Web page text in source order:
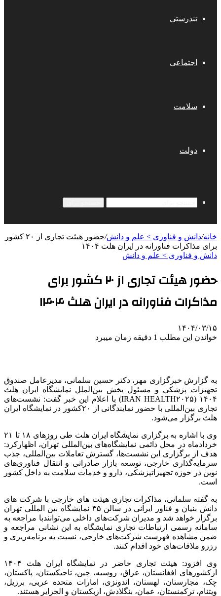
تندرستی
اجتماعی
سلامت
دولت
خانه/دانش و فناوری > علم و دانش/
حضور هیئت تجاری از ۲۰ کشور
برای مذاکرات فناورانه در ایران هلث ۱۴۰۴
دانش و فناوری > علم و دانش
حضور هیئت تجاری از ۲۰ کشور برای
مذاکرات فناورانه در ایران هلث ۱۴۰۴
۱۴۰۴/۰۳/۱۵
خواندن این مطلب 1 دقیقه زمان میبرد
به گزارش خبرگزاری مهر، دکتر حسین سلمانی، مدیرعامل صندوق
تجهیزات پزشکی و مسئول بخش بین‌الملل نمایشگاه ایران هلث
۱۴۰۴ (IRAN HEALTH۲۰۲۵) با اعلام این خبر گفت: نشست‌های
تجاری بین‌المللی با حضور نمایندگانی از ۲۰کشور در نمایشگاه ایران
هلث برگزار می‌شود.
وی با اشاره به برگزاری نمایشگاه ایران هلث طی روزهای ۱۸ تا ۲۱
خردادماه در محل دائمی نمایشگاه‌های بین‌المللی تهران، اظهارکرد:
هدف از برگزاری این نشست‌ها، گسترش تعاملات بین‌المللی، جذب
سرمایه‌گذاری خارجی، توسعه بازار صادراتی و انتقال فناوری‌های
نوین در حوزه تجهیزاتپزشکی، دارو و خدمات سلامت به داخل کشور
است.
به گفته سلمانی، مذاکرات تجاری هیئت های خارجی با شرکت های
دانش بنیان و فناور ایرانی در سالن ۳۵ نمایشگاه بین المللی تهران
برگزار خواهد شد و مدیران شرکت‌های داخلی می‌توانندبا مراجعه به
سامانه رسمی ارتباطات تجاری نمایشگاه به این نشانی مراجعه و
ضمن مشاهده فهرست شرکت‌های خارجی، نسبت به برنامه‌ریزی و
رزرو ملاقات‌های خود اقدام کنند.
وی افزود: هیئت تجاری حاضر در نمایشگاه ایران هلث ۱۴۰۴
ازکشورهای افغانستان، عراق، روسیه، چین، تاجیکستان، پاکستان،
چک، مجارستان، لهستان، اندونزی، امارات متحده عربی، برزیل،
ویتنام، ترکمنستان، عمان، بنگلادش، ازبکستان و الجزایر هستند.